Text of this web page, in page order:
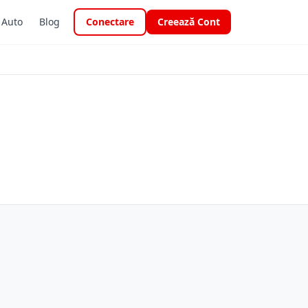
Blog Conectare Creează Cont